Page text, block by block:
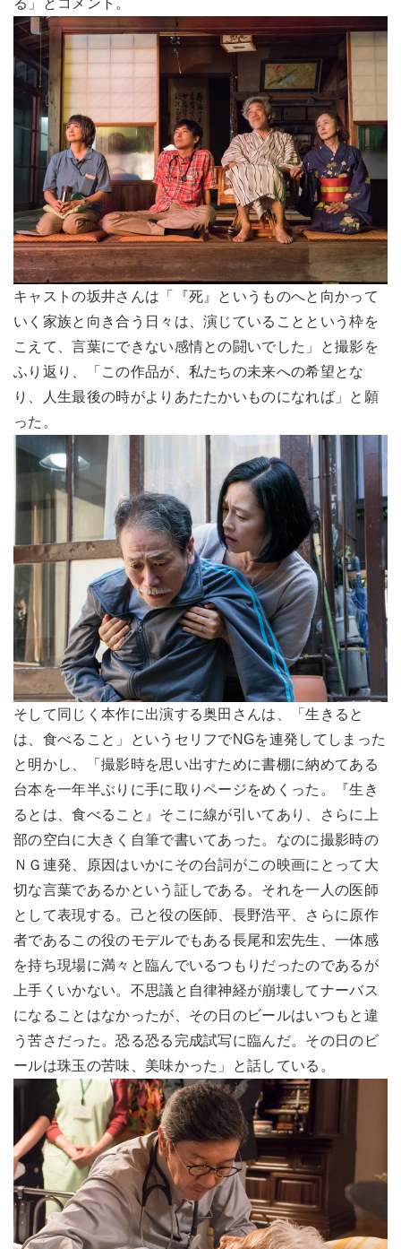
る」とコメント。
キャストの坂井さんは「『死』というものへと向かって
いく家族と向き合う日々は、演じていることという枠を
こえて、言葉にできない感情との闘いでした」と撮影を
ふり返り、「この作品が、私たちの未来への希望とな
り、人生最後の時がよりあたたかいものになれば」と願
った。
そして同じく本作に出演する奥田さんは、「生きると
は、食べること」というセリフでNGを連発してしまった
と明かし、「撮影時を思い出すために書棚に納めてある
台本を一年半ぶりに手に取りページをめくった。『生き
るとは、食べること』そこに線が引いてあり、さらに上
部の空白に大きく自筆で書いてあった。なのに撮影時の
ＮＧ連発、原因はいかにその台詞がこの映画にとって大
切な言葉であるかという証しである。それを一人の医師
として表現する。己と役の医師、長野浩平、さらに原作
者であるこの役のモデルでもある長尾和宏先生、一体感
を持ち現場に満々と臨んでいるつもりだったのであるが
上手くいかない。不思議と自律神経が崩壊してナーバス
になることはなかったが、その日のビールはいつもと違
う苦さだった。恐る恐る完成試写に臨んだ。その日のビ
ールは珠玉の苦味、美味かった」と話している。